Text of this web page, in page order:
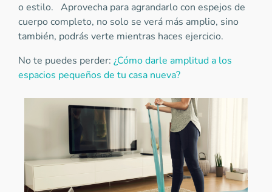
o estilo. Aprovecha para agrandarlo con espejos de
cuerpo completo, no solo se verá más amplio, sino
también, podrás verte mientras haces ejercicio.
No te puedes perder: ¿Cómo darle amplitud a los
espacios pequeños de tu casa nueva?